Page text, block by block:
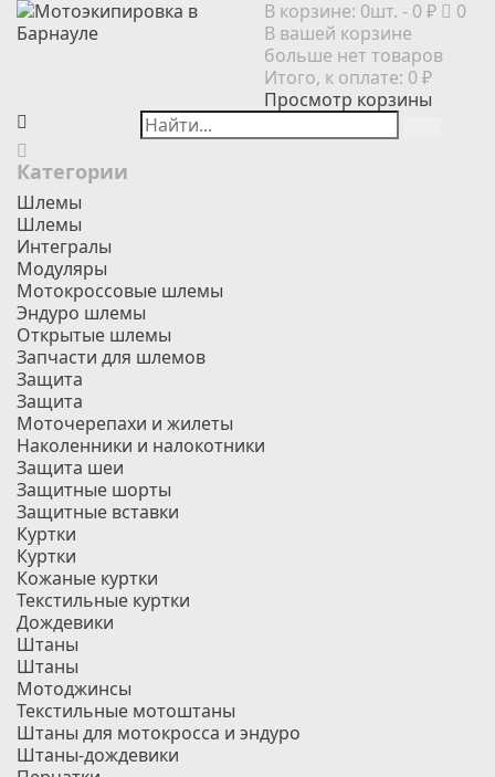
В корзине: 0шт. - 0 ₽
0
В вашей корзине
больше нет товаров
Итого, к оплате: 0 ₽
Просмотр корзины
Категории
Шлемы
Шлемы
Интегралы
Модуляры
Мотокроссовые шлемы
Эндуро шлемы
Открытые шлемы
Запчасти для шлемов
Защита
Защита
Моточерепахи и жилеты
Наколенники и налокотники
Защита шеи
Защитные шорты
Защитные вставки
Куртки
Куртки
Кожаные куртки
Текстильные куртки
Дождевики
Штаны
Штаны
Мотоджинсы
Текстильные мотоштаны
Штаны для мотокросса и эндуро
Штаны-дождевики